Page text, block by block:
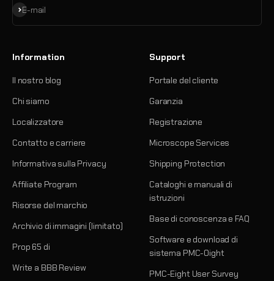
E-mail
Iscriviti alla newsletter
Information
Il nostro blog
Chi siamo
Localizzatore
Contatto e carriere
Informativa sulla Privacy
Affiliate Program
Risorse del marchio
Archivio di immagini (limitato)
Prop 65 di
Write a BBB Review
Support
Portale del cliente
Garanzia
Registrazione
Microscope Services
Shipping Protection
Cataloghi e manuali di
istruzioni
Base di conoscenza e FAQ
Software e download di
sistema PMC-Oight
PMC-Eight User Survey